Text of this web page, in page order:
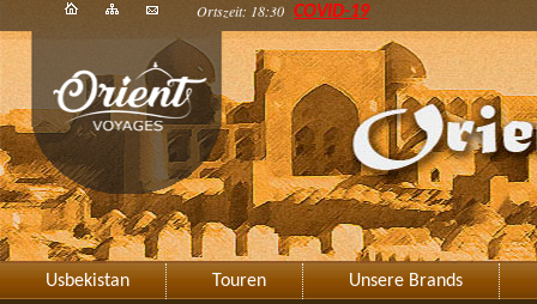
Ortszeit: 18:30 COVID-19
Usbekistan Touren Unsere Brands